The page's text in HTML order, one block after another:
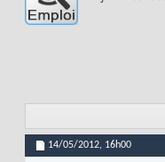
14/05/2012, 16h00